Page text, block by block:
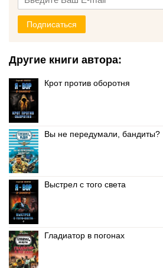
Подписаться
Другие книги автора:
Крот против оборотня
Вы не передумали, бандиты?
Выстрел с того света
Гладиатор в погонах